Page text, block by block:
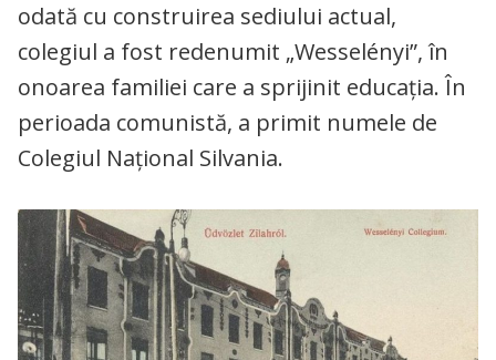
odată cu construirea sediului actual,
colegiul a fost redenumit „Wesselényi”, în
onoarea familiei care a sprijinit educația. În
perioada comunistă, a primit numele de
Colegiul Național Silvania.